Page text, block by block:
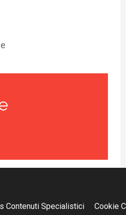
Contenuti Specialistici Cookie